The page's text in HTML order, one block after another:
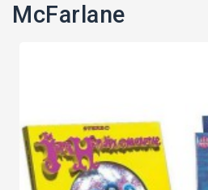
McFarlane